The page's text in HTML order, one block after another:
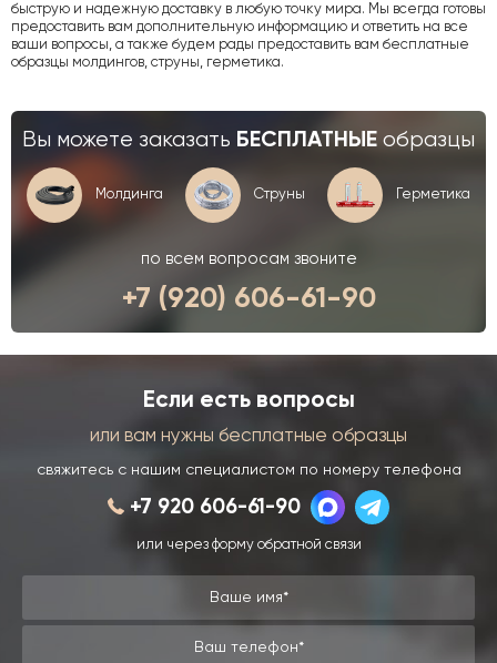
быструю и надежную доставку в любую точку мира. Мы всегда готовы
предоставить вам дополнительную информацию и ответить на все
ваши вопросы, а также будем рады предоставить вам бесплатные
образцы молдингов, струны, герметика.
Вы можете заказать БЕСПЛАТНЫЕ образцы
Молдинга Струны Герметика
по всем вопросам звоните
+7 (920) 606-61-90
Если есть вопросы
или вам нужны бесплатные образцы
свяжитесь с нашим специалистом по номеру телефона
+7 920 606-61-90
или через форму обратной связи